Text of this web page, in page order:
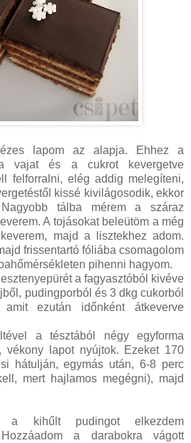
lapom az alapja. Ehhez a
vajat és a cukrot kevergetve
felforralni, elég addig melegíteni,
kissé kivilágosodik, ekkor
tálba mérem a száraz
A tojásokat beleütöm a még
majd a lisztekhez adom.
frissentartó fóliába csomagolom
pihenni hagyom.
a fagyasztóból kivéve
pudingporból és 3 dkg cukorból
amit ezután időnként átkeverve
a tésztából négy egyforma
vékony lapot nyújtok. Ezeket 170
hátulján, egymás után, 6-8 perc
mert hajlamos megégni), majd
a kihűlt pudingot elkezdem
a darabokra vágott